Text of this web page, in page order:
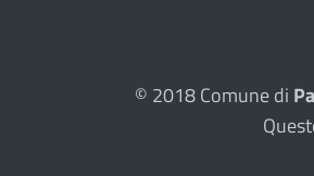
© 2018 Comune di